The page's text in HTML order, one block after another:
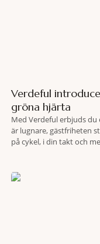
Verdeful
gröna hjärta
Med Verdeful erbjuds
är lugnare, gästfriheten
på cykel, i din takt och
travel när det